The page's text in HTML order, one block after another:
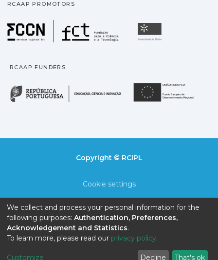
RCAAP PROMOTORS
Fundação para a
RCAAP FUNDERS
República Portuguesa
Copyright © RCIPL
Cookie settings
End User Agreement
Send Feedback
We collect and process your personal information for the
following purposes: Authentication, Preferences,
Acknowledgement and Statistics.
To learn more, please read our privacy policy.
Customize Decline That's ok